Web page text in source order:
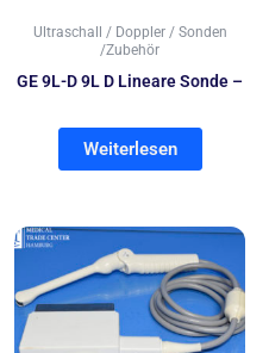
Ultraschall / Doppler / Sonden
/Zubehör
GE 9L-D 9L D Lineare Sonde –
Weiterlesen
€.